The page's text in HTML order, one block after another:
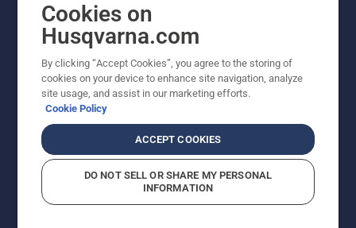
Pravne informacije o proizvodu
Ostale stranice tvrtke Husqvarna
Cookies on
Husqvarna.com
By clicking “Accept Cookies”, you agree to the storing of
cookies on your device to enhance site navigation, analyze
site usage, and assist in our marketing efforts.
Cookie Policy
ACCEPT COOKIES
DO NOT SELL OR SHARE MY PERSONAL
INFORMATION